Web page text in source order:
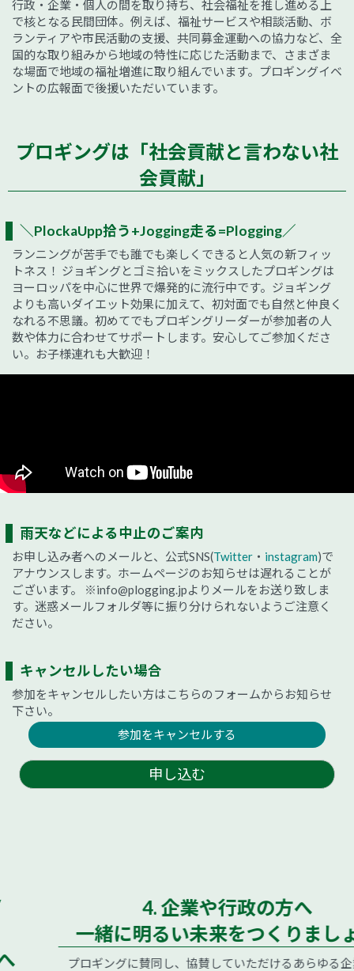
行政・企業・個人の間を取り持ち、社会福祉を推し進める上
で核となる民間団体。例えば、福祉サービスや相談活動、ボ
ランティアや市民活動の支援、共同募金運動への協力など、全
国的な取り組みから地域の特性に応じた活動まで、さまざま
な場面で地域の福祉増進に取り組んでいます。プロギングイベ
ントの広報面で後援いただいています。
プロギングは「社会貢献と言わない社
会貢献」
＼PlockaUpp拾う+Jogging走る=Plogging／
ランニングが苦手でも誰でも楽しくできると人気の新フィッ
トネス！ ジョギングとゴミ拾いをミックスしたプロギングは
ヨーロッパを中心に世界で爆発的に流行中です。ジョギング
よりも高いダイエット効果に加えて、初対面でも自然と仲良く
なれる不思議。初めてでもプロギングリーダーが参加者の人
数や体力に合わせてサポートします。安心してご参加くださ
い。お子様連れも大歓迎！
雨天などによる中止のご案内
お申し込み者へのメールと、公式SNS(Twitter ・ instagram)で
アナウンスします。ホームページのお知らせは遅れることが
ございます。
※info@plogging.jpよりメールをお送り致しま
す。迷惑メールフォルダ等に振り分けられないようご注意く
ださい。
キャンセルしたい場合
参加をキャンセルしたい方はこちらのフォームからお知らせ
下さい。
参加をキャンセルする
申し込む
4. 企業や行政の方へ
一緒に明るい未来をつくりましょう
プロギングに賛同し、協賛していただけるあらゆる企業、行